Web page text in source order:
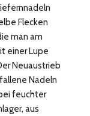
Flecken
man am
einer Lupe
Neuaustrieb
Nadeln
feuchter
aus